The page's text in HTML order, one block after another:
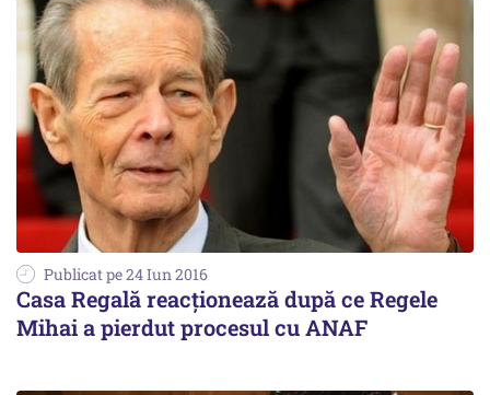
Publicat pe 24 Iun 2016
Casa Regală reacționează după ce Regele
Mihai a pierdut procesul cu ANAF